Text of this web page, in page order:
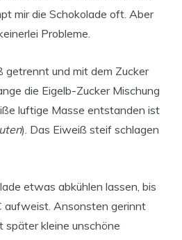
mir die Schokolade oft. Aber
Probleme.
getrennt und mit dem Zucker
die Eigelb-Zucker Mischung
luftige Masse entstanden ist
). Das Eiweiß steif schlagen
etwas abkühlen lassen, bis
aufweist. Ansonsten gerinnt
später kleine unschöne